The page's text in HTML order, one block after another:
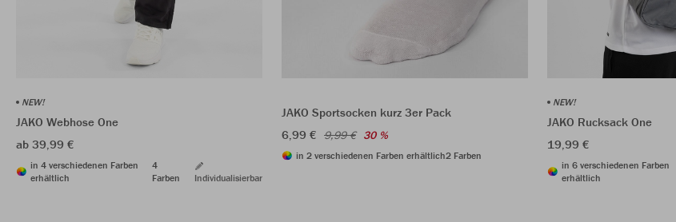
NEW!
JAKO Webhose One
ab 39,99 €
in 4 verschiedenen Farben
erhältlich
4
Farben
Individualisierbar
JAKO Sportsocken kurz 3er Pack
6,99 € 9,99 € 30 %
in 2 verschiedenen Farben erhältlich2 Farben
NEW!
JAKO Rucksack One
19,99 €
in 6 verschiedenen Farben
erhältlich